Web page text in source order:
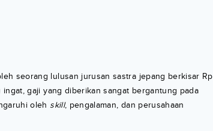
seorang lulusan jurusan sastra jepang berkisar Rp
gaji yang diberikan sangat bergantung pada
oleh skill, pengalaman, dan perusahaan